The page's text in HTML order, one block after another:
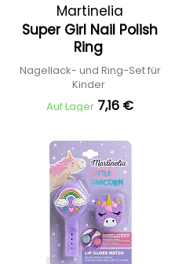
Martinelia
Super Girl Nail Polish
Ring
Nagellack- und Ring-Set für
Kinder
Auf Lager 7,16 €